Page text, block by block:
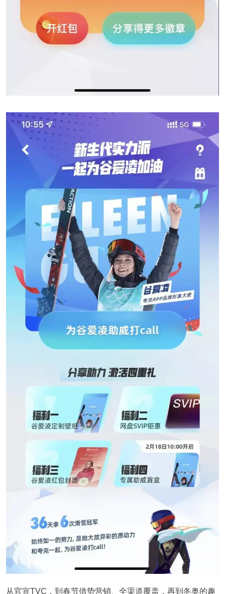
从官宣TVC，到春节借势营销、全渠道覆盖，再到冬奥的趣